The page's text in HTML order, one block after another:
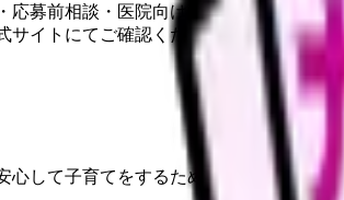
応募前相談・医院向けサービスへの問
イトにてご確認ください。
して子育てをするためには、質の高い